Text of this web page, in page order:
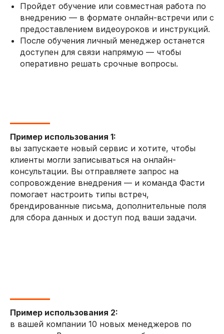
Пройдет обучение или совместная работа по
внедрению — в формате онлайн-встречи или с
предоставлением видеоуроков и инструкций.
После обучения личный менеджер останется
доступен для связи напрямую — чтобы
оперативно решать срочные вопросы.
Пример использования 1:
вы запускаете новый сервис и хотите, чтобы
клиенты могли записываться на онлайн-
консультации. Вы отправляете запрос на
сопровождение внедрения — и команда Фасти
помогает настроить типы встреч,
брендированные письма, дополнительные поля
для сбора данных и доступ под ваши задачи.
Пример использования 2:
в вашей компании 10 новых менеджеров по